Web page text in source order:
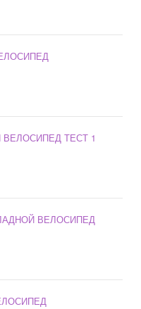
ТЕСТ 1
ВЕЛОСИПЕД